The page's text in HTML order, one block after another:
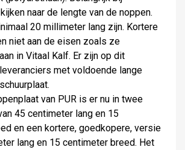
naar de lengte van de noppen.
20 millimeter lang zijn. Kortere
niet aan de eisen zoals ze
in Vitaal Kalf. Er zijn op dit
met voldoende lange
van PUR is er nu in twee
45 centimeter lang en 15
en een kortere, goedkopere, versie
lang en 15 centimeter breed. Het